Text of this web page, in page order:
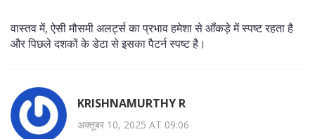
वास्तव में, ऐसी मौसमी अलर्ट्स का प्रभाव हमेशा से आँकड़े में स्पष्ट रहता है
और पिछले दशकों के डेटा से इसका पैटर्न स्पष्ट है।
KRISHNAMURTHY R
अक्तूबर 10, 2025 AT 09:06